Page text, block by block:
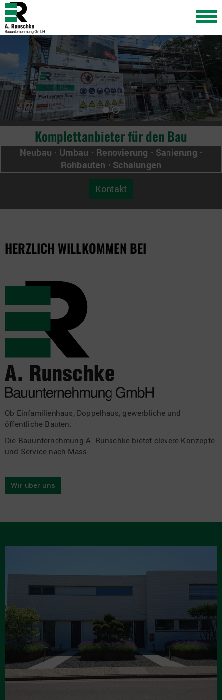
Vorwärts
Komplettanbieter für den Bau
Neubau · Umbau · Renovierung · Sanierung ·
Rohbauten · Schalungen
Kontakt
HERZLICH WILLKOMMEN BEI
Ob Einfamilienhaus, Doppelhaus, gewerbliche und
öffentliche Bauten:
Die Bauunternehmung A. Runschke bietet clevere Konzepte
und Service nach Mass.
Wir über uns